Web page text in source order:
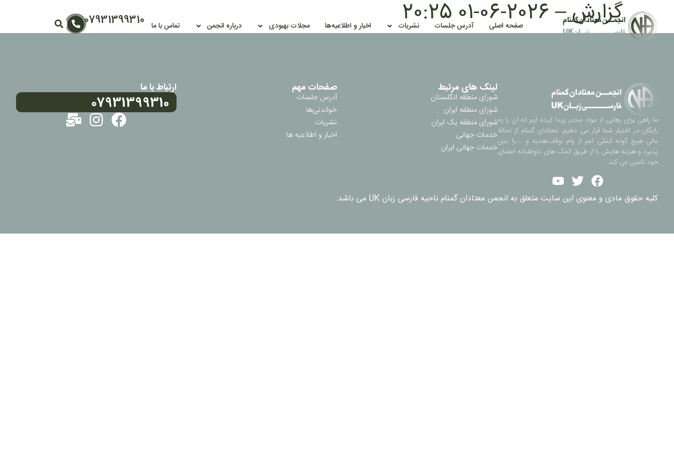
صفحه اصلی آدرس جلسات نشریات اخبار و اطلاعیه‌ها مجلات بهبودی درباره انجمن تماس با ما 07931399310 گزارش – 2026-06-01 20:25
ما راهی برای رهایی از مواد مخدر پیدا کرده ایم که آن را به
رایگان در اختیار شما قرار می دهیم. معتادان گمنام از لحاظ
مالی هیچ گونه کمکی اعم از وام ،وقف،هدیه و …را نمی
پذیرد و هزینه هایش را از طریق کمک های داوطلبانه اعضای
خود تامین می کند.
لینک های مرتبط
شورای منطقه انگلستان
شورای منطقه ایران
شورای منطقه یک ایران
خدمات جهانی
خدمات جهانی ایران
صفحات مهم
آدرس جلسات
خواندنی‌ها
نشریات
اخبار و اطلاعیه ها
ارتباط با ما
07931399310
کلیه حقوق مادی و معنوی این سایت متعلق به انجمن معتادان گمنام ناحیه فارسی زبان UK می باشد.